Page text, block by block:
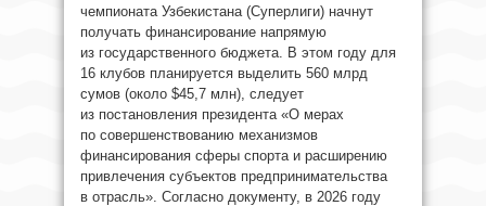
чемпионата Узбекистана (Суперлиги) начнут
получать финансирование напрямую
из государственного бюджета. В этом году для
16 клубов планируется выделить 560 млрд
сумов (около $45,7 млн), следует
из постановления президента «О мерах
по совершенствованию механизмов
финансирования сферы спорта и расширению
привлечения субъектов предпринимательства
в отрасль». Согласно документу, в 2026 году